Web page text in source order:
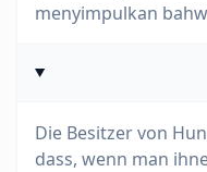
menyimpulkan
Die Besitzer von
dass, wenn man